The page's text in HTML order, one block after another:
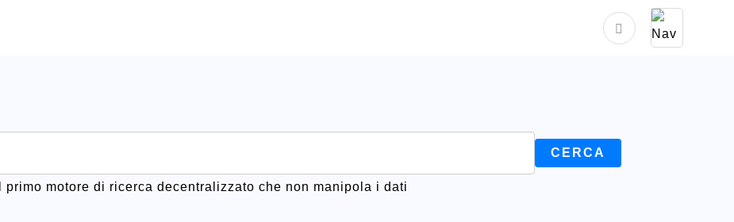
Il primo motore di ricerca decentralizzato che non manipola i dati